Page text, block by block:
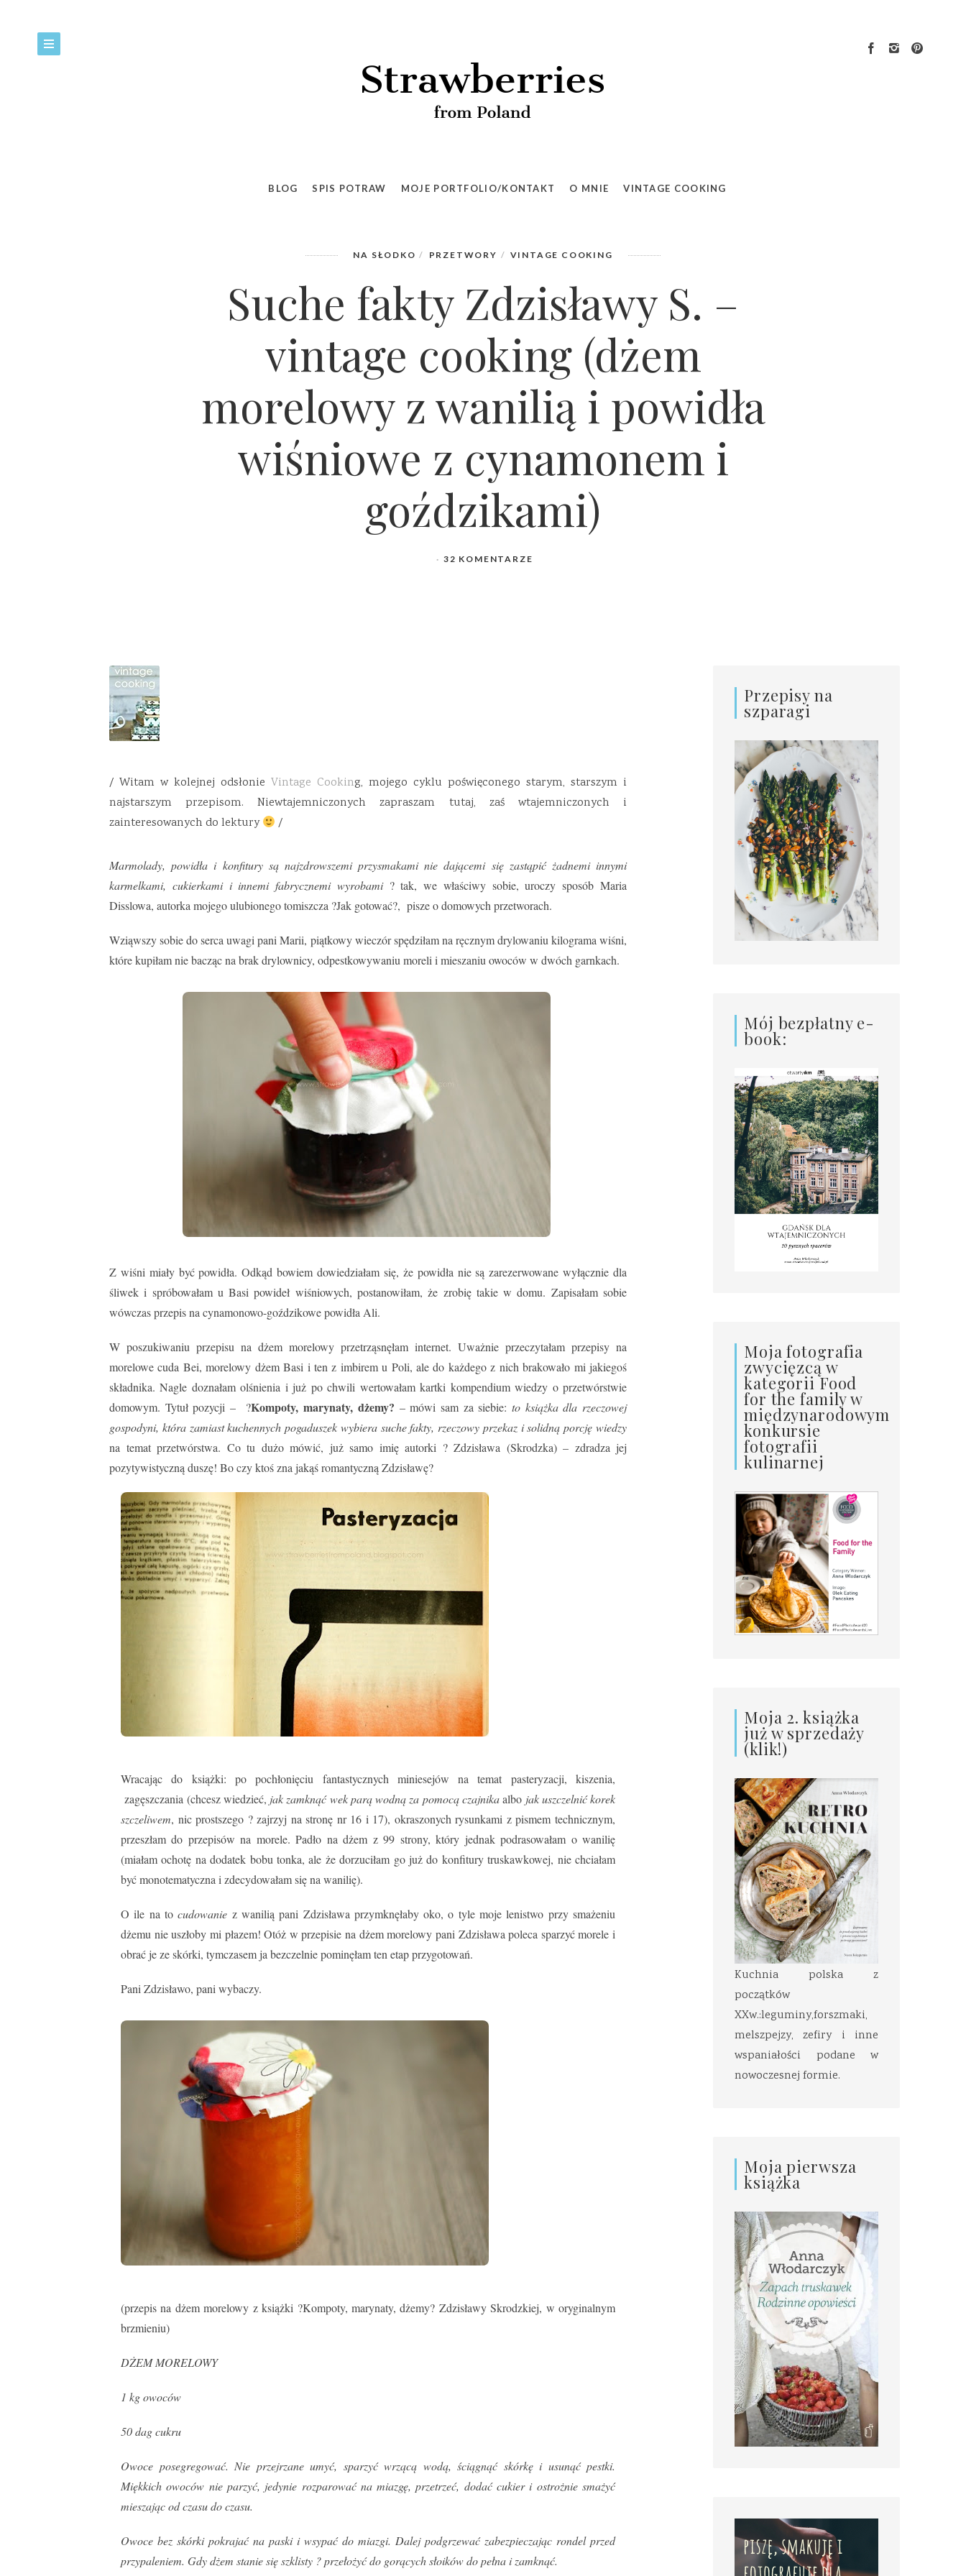
BLOG SPIS POTRAW MOJE PORTFOLIO/KONTAKT O MNIE VINTAGE COOKING
NA SŁODKO PRZETWORY VINTAGE COOKING
Suche fakty Zdzisławy S. –
vintage cooking (dżem
morelowy z wanilią i powidła
wiśniowe z cynamonem i
goździkami)
32 KOMENTARZE
/ Witam w kolejnej odsłonie Vintage Cooking, mojego cyklu poświęconego starym, starszym i
najstarszym przepisom. Niewtajemniczonych zapraszam tutaj, zaś wtajemniczonych i
zainteresowanych do lektury
/
Marmolady, powidła i konfitury są najzdrowszemi przysmakami nie dającemi się zastąpić żadnemi innymi
karmelkami, cukierkami i innemi fabrycznemi wyrobami ? tak, we właściwy sobie, uroczy sposób Maria
Disslowa, autorka mojego ulubionego tomiszcza ?Jak gotować?, pisze o domowych przetworach.
Wziąwszy sobie do serca uwagi pani Marii, piątkowy wieczór spędziłam na ręcznym drylowaniu kilograma wiśni,
które kupiłam nie bacząc na brak drylownicy, odpestkowywaniu moreli i mieszaniu owoców w dwóch garnkach.
Z wiśni miały być powidła. Odkąd bowiem dowiedziałam się, że powidła nie są zarezerwowane wyłącznie dla
śliwek i spróbowałam u Basi powideł wiśniowych, postanowiłam, że zrobię takie w domu. Zapisałam sobie
wówczas przepis na cynamonowo-goździkowe powidła Ali.
W poszukiwaniu przepisu na dżem morelowy przetrząsnęłam internet. Uważnie przeczytałam przepisy na
morelowe cuda Bei, morelowy dżem Basi i ten z imbirem u Poli, ale do każdego z nich brakowało mi jakiegoś
składnika. Nagle doznałam olśnienia i już po chwili wertowałam kartki kompendium wiedzy o przetwórstwie
domowym. Tytuł pozycji – ?Kompoty, marynaty, dżemy? – mówi sam za siebie: to książka dla rzeczowej
gospodyni, która zamiast kuchennych pogaduszek wybiera suche fakty, rzeczowy przekaz i solidną porcję wiedzy
na temat przetwórstwa. Co tu dużo mówić, już samo imię autorki ? Zdzisława (Skrodzka) – zdradza jej
pozytywistyczną duszę! Bo czy ktoś zna jakąś romantyczną Zdzisławę?
Wracając do książki: po pochłonięciu fantastycznych miniesejów na temat pasteryzacji, kiszenia,
zagęszczania (chcesz wiedzieć, jak zamknąć wek parą wodną za pomocą czajnikaalbo jak uszczelnić korek
szczeliwem, nic prostszego ? zajrzyj na stronę nr 16 i 17), okraszonych rysunkami z pismem technicznym,
przeszłam do przepisów na morele. Padło na dżem z 99 strony, który jednak podrasowałam o wanilię
(miałam ochotę na dodatek bobu tonka, ale że dorzuciłam go już do konfitury truskawkowej, nie chciałam
być monotematyczna i zdecydowałam się na wanilię).
O ile na tocudowanie z wanilią pani Zdzisława przymknęłaby oko, o tyle moje lenistwo przy smażeniu
dżemu nie uszłoby mi płazem! Otóż w przepisie na dżem morelowy pani Zdzisława poleca sparzyć morele i
obrać je ze skórki, tymczasem ja bezczelnie pominęłam ten etap przygotowań.
Pani Zdzisławo, pani wybaczy.
(przepis na dżem morelowy z książki ?Kompoty, marynaty, dżemy? Zdzisławy Skrodzkiej, w oryginalnym
brzmieniu)
DŻEM MORELOWY
1 kg owoców
50 dag cukru
Owoce posegregować. Nie przejrzane umyć, sparzyć wrzącą wodą, ściągnąć skórkę i usunąć pestki.
Miękkich owoców nie parzyć, jedynie rozparować na miazgę, przetrzeć, dodać cukier i ostrożnie smażyć
mieszając od czasu do czasu.
Owoce bez skórki pokrajać na paski i wsypać do miazgi. Dalej podgrzewać zabezpieczając rondel przed
przypaleniem. Gdy dżem stanie się szklisty ? przełożyć do gorących słoików do pełna i zamknąć.
Przepisy na
szparagi
Mój bezpłatny e-
book:
Moja fotografia
zwycięzcą w
kategorii Food
for the family w
międzynarodowym
konkursie
fotografii
kulinarnej
Moja 2. książka
już w sprzedaży
(klik!)
Kuchnia polska z
początków
XXw.:leguminy,forszmaki,
melszpejzy, zefiry i inne
wspaniałości podane w
nowoczesnej formie.
Moja pierwsza
książka